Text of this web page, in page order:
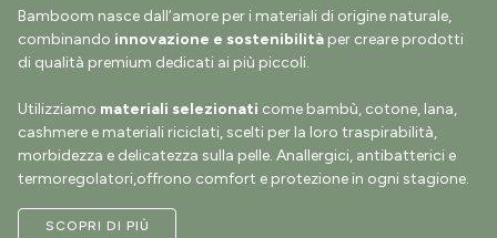
Bamboom nasce dall’amore per i materiali di origine naturale,
combinando innovazione e sostenibilità per creare prodotti
di qualità premium dedicati ai più piccoli.
Utilizziamo materiali selezionati come bambù, cotone, lana,
cashmere e materiali riciclati, scelti per la loro traspirabilità,
morbidezza e delicatezza sulla pelle. Anallergici, antibatterici e
termoregolatori,offrono comfort e protezione in ogni stagione.
SCOPRI DI PIÙ